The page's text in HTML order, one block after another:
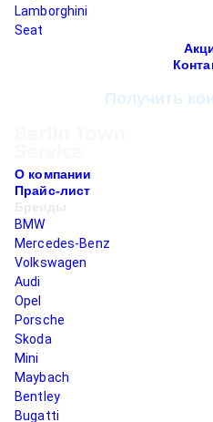
Lamborghini
Seat
Получить
О компании
Прайс-лист
Бренды
BMW
Mercedes-Benz
Volkswagen
Audi
Opel
Porsche
Skoda
Mini
Maybach
Bentley
Bugatti